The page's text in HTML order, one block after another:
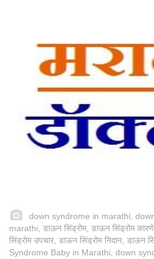
down syndrome in marathi,
marathi, डाऊन सिंड्रोम, डाऊन सिंड्रोम
सिंड्रोम उपचार, डाऊन सिंड्रोम निदान, डाऊन
Syndrome Baby in Marathi, down